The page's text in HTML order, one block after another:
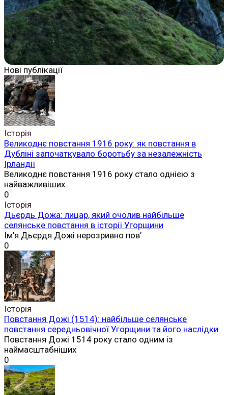
Нові публікації
Історія
Великоднє повстання 1916 року: як повстання в
Дубліні започаткувало боротьбу за незалежність
Ірландії
Великоднє повстання 1916 року стало однією з
найважливіших
0
Історія
Дьєрдь Дожа: лицар, який очолив найбільше
селянське повстання в історії Угорщини
Ім’я Дьєрдя Дожі нерозривно пов’
0
Історія
Повстання Дожі (1514): найбільше селянське
повстання середньовічної Угорщини та його наслідки
Повстання Дожі 1514 року стало одним із
наймасштабніших
0